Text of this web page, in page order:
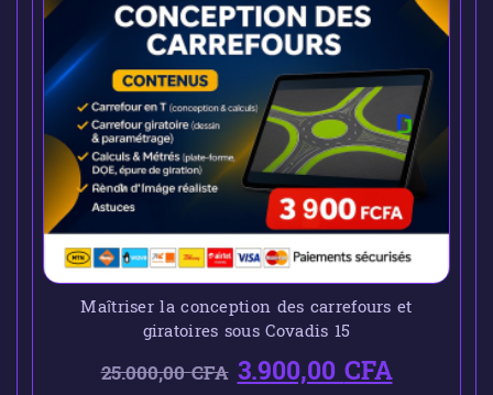
Maîtriser la conception des carrefours et
giratoires sous Covadis 15
25.000,00CFA 3.900,00CFA